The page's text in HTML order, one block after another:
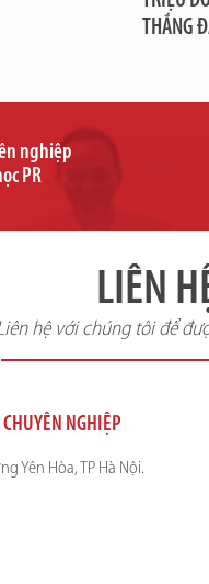
THẮNG
nghiệp
PR
LIÊN
hệ với chúng tôi để
CHUYÊN NGHIỆP
Yên Hòa, TP Hà Nội.